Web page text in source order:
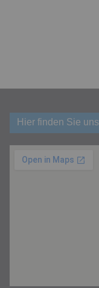
Hier finden Sie uns